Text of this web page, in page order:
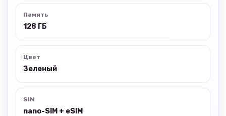
Память
128 ГБ
Цвет
Зеленый
SIM
nano-SIM + eSIM